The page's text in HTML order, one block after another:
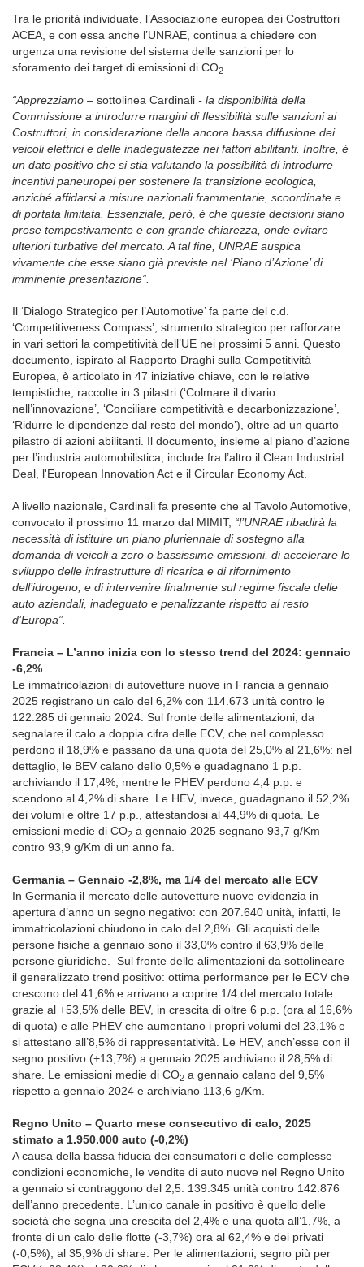
Tra le priorità individuate, l’Associazione europea dei Costruttori
ACEA, e con essa anche l’UNRAE, continua a chiedere con
urgenza una revisione del sistema delle sanzioni per lo
sforamento dei target di emissioni di CO2
“Apprezziamo – sottolinea Cardinali - la disponibilità della
Commissione a introdurre margini di flessibilità sulle sanzioni ai
Costruttori, in considerazione della ancora bassa diffusione dei
veicoli elettrici e delle inadeguatezze nei fattori abilitanti. Inoltre, è
un dato positivo che si stia valutando la possibilità di introdurre
incentivi paneuropei per sostenere la transizione ecologica,
anziché affidarsi a misure nazionali frammentarie, scoordinate e
di portata limitata. Essenziale, però, è che queste decisioni siano
prese tempestivamente e con grande chiarezza, onde evitare
ulteriori turbative del mercato. A tal fine, UNRAE auspica
vivamente che esse siano già previste nel ‘Piano d’Azione’ di
imminente presentazione”.
Il ‘Dialogo Strategico per l’Automotive’ fa parte del c.d.
‘Competitiveness Compass’, strumento strategico per rafforzare
in vari settori la competitività dell’UE nei prossimi 5 anni. Questo
documento, ispirato al Rapporto Draghi sulla Competitività
Europea, è articolato in 47 iniziative chiave, con le relative
tempistiche, raccolte in 3 pilastri (‘Colmare il divario
nell’innovazione’, ‘Conciliare competitività e decarbonizzazione’,
‘Ridurre le dipendenze dal resto del mondo’), oltre ad un quarto
pilastro di azioni abilitanti. Il documento, insieme al piano d’azione
per l’industria automobilistica, include fra l’altro il Clean Industrial
Deal, l'European Innovation Act e il Circular Economy Act.
A livello nazionale, Cardinali fa presente che al Tavolo Automotive,
convocato il prossimo 11 marzo dal MIMIT, “l’UNRAE ribadirà la
necessità di istituire un piano pluriennale di sostegno alla
domanda di veicoli a zero o bassissime emissioni, di accelerare lo
sviluppo delle infrastrutture di ricarica e di rifornimento
dell’idrogeno, e di intervenire finalmente sul regime fiscale delle
auto aziendali, inadeguato e penalizzante rispetto al resto
d’Europa”.
Francia – L’anno inizia con lo stesso trend del 2024: gennaio
-6,2%
Le immatricolazioni di autovetture nuove in Francia a gennaio
2025 registrano un calo del 6,2% con 114.673 unità contro le
122.285 di gennaio 2024. Sul fronte delle alimentazioni, da
segnalare il calo a doppia cifra delle ECV, che nel complesso
perdono il 18,9% e passano da una quota del 25,0% al 21,6%: nel
dettaglio, le BEV calano dello 0,5% e guadagnano 1 p.p.
archiviando il 17,4%, mentre le PHEV perdono 4,4 p.p. e
scendono al 4,2% di share. Le HEV, invece, guadagnano il 52,2%
dei volumi e oltre 17 p.p., attestandosi al 44,9% di quota. Le
emissioni medie di CO2 a gennaio 2025 segnano 93,7 g/Km
contro 93,9 g/Km di un anno fa.
Germania – Gennaio -2,8%, ma 1/4 del mercato alle ECV
In Germania il mercato delle autovetture nuove evidenzia in
apertura d’anno un segno negativo: con 207.640 unità, infatti, le
immatricolazioni chiudono in calo del 2,8%. Gli acquisti delle
persone fisiche a gennaio sono il 33,0% contro il 63,9% delle
persone giuridiche. Sul fronte delle alimentazioni da sottolineare
il generalizzato trend positivo: ottima performance per le ECV che
crescono del 41,6% e arrivano a coprire 1/4 del mercato totale
grazie al +53,5% delle BEV, in crescita di oltre 6 p.p. (ora al 16,6%
di quota) e alle PHEV che aumentano i propri volumi del 23,1% e
si attestano all’8,5% di rappresentatività. Le HEV, anch’esse con il
segno positivo (+13,7%) a gennaio 2025 archiviano il 28,5% di
share. Le emissioni medie di CO2 a gennaio calano del 9,5%
rispetto a gennaio 2024 e archiviano 113,6 g/Km.
Regno Unito – Quarto mese consecutivo di calo, 2025
stimato a 1.950.000 auto (-0,2%)
A causa della bassa fiducia dei consumatori e delle complesse
condizioni economiche, le vendite di auto nuove nel Regno Unito
a gennaio si contraggono del 2,5: 139.345 unità contro 142.876
dell’anno precedente. L’unico canale in positivo è quello delle
società che segna una crescita del 2,4% e una quota all’1,7%, a
fronte di un calo delle flotte (-3,7%) ora al 62,4% e dei privati
(-0,5%), al 35,9% di share. Per le alimentazioni, segno più per